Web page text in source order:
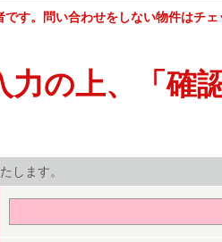
す。問い合わせをしない物件はチ
力の上、「確
します。